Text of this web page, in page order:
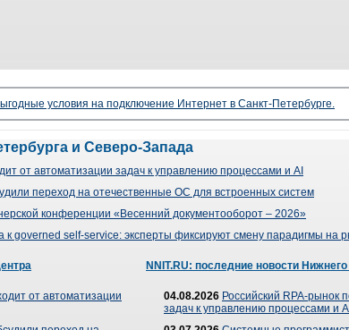
условия на подключение Интернет в Санкт-Петербурге.
и Северо-Запада
от автоматизации задач к управлению процессами и AI
переход на отечественные ОС для встроенных систем
конференции «Весенний документооборот – 2026»
к governed self-service: эксперты фиксируют смену парадигмы на
от автоматизации
NNIT.RU: последние новости
04.08.2026 Российский RPA-рынок
задач к управлению процессами и AI